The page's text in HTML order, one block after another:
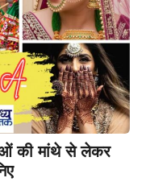
की मांथे से लेकर